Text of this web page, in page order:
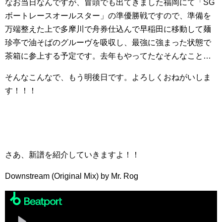
なお当日なんですが、冒頭でも出てきました福岡にて「SG
ボートレースオールスター」の準優勝戦ですので、準備を
万端整えた上で多摩川で舟券仕込んで早稲田に移動して麺
珍亭で油そばのグルーヴを吸収し、最強に強まった状態で
茶箱に参上する予定です。去年もやってたなそんなこと…
そんなこんなで、もう明後日です。よろしくおねがいしま
す！！！
さあ、新譜を紹介していきますよ！！
Downstream (Original Mix) by Mr. Rog